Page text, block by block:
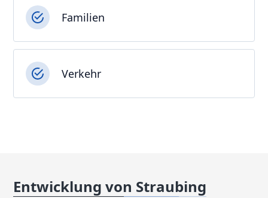
Familien
Verkehr
Entwicklung von Straubing